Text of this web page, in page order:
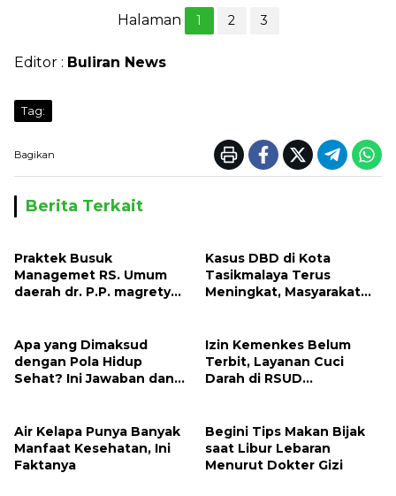
Halaman 1 2 3
Editor : Buliran News
Tag:
Bagikan
Berita Terkait
Praktek Busuk
Managemet RS. Umum
daerah dr. P.P. magrety
Kasus DBD di Kota
Tasikmalaya Terus
Meningkat, Masyarakat
Apa yang Dimaksud
dengan Pola Hidup
Sehat? Ini Jawaban dan
Izin Kemenkes Belum
Terbit, Layanan Cuci
Darah di RSUD
Air Kelapa Punya Banyak
Manfaat Kesehatan, Ini
Faktanya
Begini Tips Makan Bijak
saat Libur Lebaran
Menurut Dokter Gizi